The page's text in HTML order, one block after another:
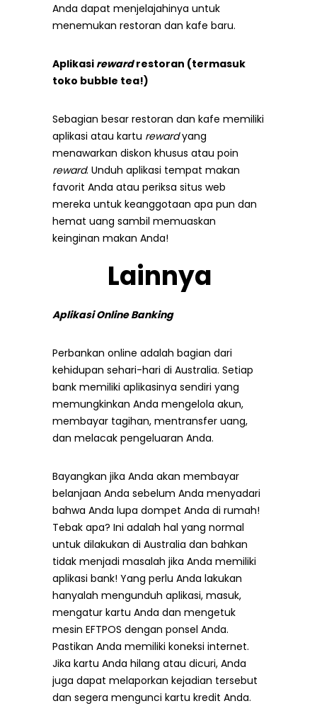
Anda dapat menjelajahinya untuk
menemukan restoran dan kafe baru.
Aplikasi rewardrestoran (termasuk
toko bubble tea!)
Sebagian besar restoran dan kafe memiliki
aplikasi atau kartu rewardyang
menawarkan diskon khusus atau poin
reward. Unduh aplikasi tempat makan
favorit Anda atau periksa situs web
mereka untuk keanggotaan apa pun dan
hemat uang sambil memuaskan
keinginan makan Anda!
Lainnya
Aplikasi Online Banking
Perbankan online adalah bagian dari
kehidupan sehari-hari di Australia. Setiap
bank memiliki aplikasinya sendiri yang
memungkinkan Anda mengelola akun,
membayar tagihan, mentransfer uang,
dan melacak pengeluaran Anda.
Bayangkan jika Anda akan membayar
belanjaan Anda sebelum Anda menyadari
bahwa Anda lupa dompet Anda di rumah!
Tebak apa? Ini adalah hal yang normal
untuk dilakukan di Australia dan bahkan
tidak menjadi masalah jika Anda memiliki
aplikasi bank! Yang perlu Anda lakukan
hanyalah mengunduh aplikasi, masuk,
mengatur kartu Anda dan mengetuk
mesin EFTPOS dengan ponsel Anda.
Pastikan Anda memiliki koneksi internet.
Jika kartu Anda hilang atau dicuri, Anda
juga dapat melaporkan kejadian tersebut
dan segera mengunci kartu kredit Anda.